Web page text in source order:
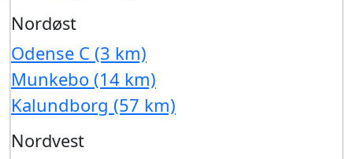
Nordøst
Odense C (3 km)
Munkebo (14 km)
Kalundborg (57 km)
Nordvest